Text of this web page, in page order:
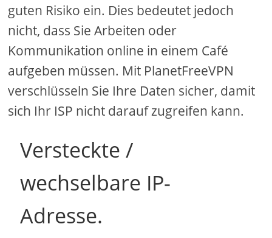
guten Risiko ein. Dies bedeutet jedoch
nicht, dass Sie Arbeiten oder
Kommunikation online in einem Café
aufgeben müssen. Mit PlanetFreeVPN
verschlüsseln Sie Ihre Daten sicher, damit
sich Ihr ISP nicht darauf zugreifen kann.
Versteckte /
wechselbare IP-
Adresse.